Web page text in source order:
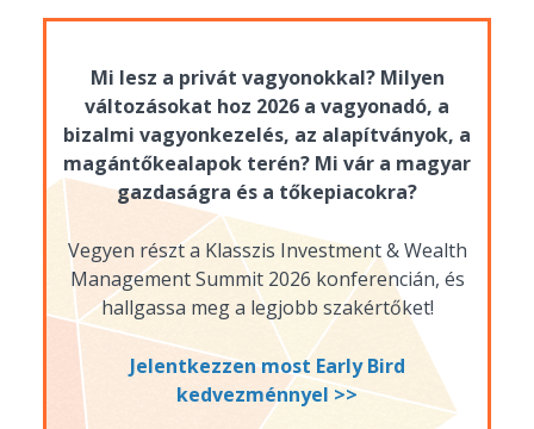
Mi lesz a privát vagyonokkal? Milyen
változásokat hoz 2026 a vagyonadó, a
bizalmi vagyonkezelés, az alapítványok, a
magántőkealapok terén? Mi vár a magyar
gazdaságra és a tőkepiacokra?
Vegyen részt a Klasszis Investment & Wealth
Management Summit 2026 konferencián, és
hallgassa meg a legjobb szakértőket!
Jelentkezzen most Early Bird
kedvezménnyel >>